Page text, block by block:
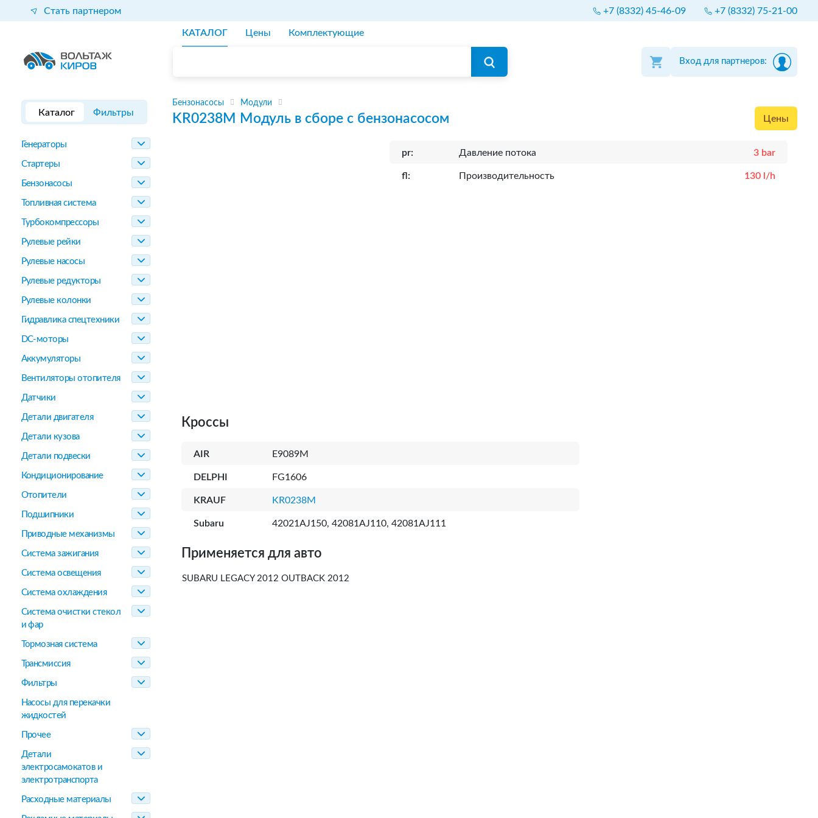
Стать партнером +7 (8332) 45-46-09 +7 (8332) 75-21-00
КАТАЛОГ Цены Комплектующие
Вход для партнеров:
Каталог Фильтры
Генераторы
Стартеры
Бензонасосы
Топливная система
Турбокомпрессоры
Рулевые рейки
Рулевые насосы
Рулевые редукторы
Рулевые колонки
Гидравлика спецтехники
DC-моторы
Аккумуляторы
Вентиляторы отопителя
Датчики
Детали двигателя
Детали кузова
Детали подвески
Кондиционирование
Отопители
Подшипники
Приводные механизмы
Система зажигания
Система освещения
Система охлаждения
Система очистки стекол
и фар
Тормозная система
Трансмиссия
Фильтры
Насосы для перекачки
жидкостей
Прочее
Детали
электросамокатов и
электротранспорта
Расходные материалы
Бензонасосы Модули
KR0238M Модуль в сборе с бензонасосом Цены
pr: Давление потока 3 bar
fl: Производительность 130 l/h
Кроссы
AIR E9089M
DELPHI FG1606
KRAUF KR0238M
Subaru 42021AJ150, 42081AJ110, 42081AJ111
Применяется для авто
SUBARU LEGACY 2012 OUTBACK 2012